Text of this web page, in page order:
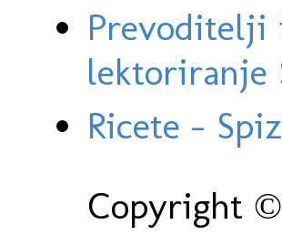
lektoriranje
Ricete -
Copyright ©